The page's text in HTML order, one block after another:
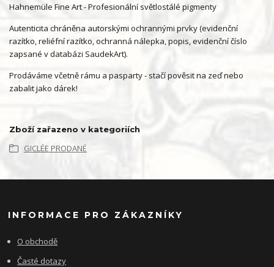
Hahnemüle Fine Art - Profesionální světlostálé pigmenty
Autenticita chráněna autorskými ochrannými prvky (evidenční
razítko, reliéfní razítko, ochranná nálepka, popis, evidenční číslo
zapsané v databázi SaudekArt).
Prodáváme včetně rámu a pasparty - stačí pověsit na zeď nebo
zabalit jako dárek!
Zboží zařazeno v kategoriích
GICLÉE PRODANÉ
INFORMACE PRO ZÁKAZNÍKY
O obchodě
Časté dotazy